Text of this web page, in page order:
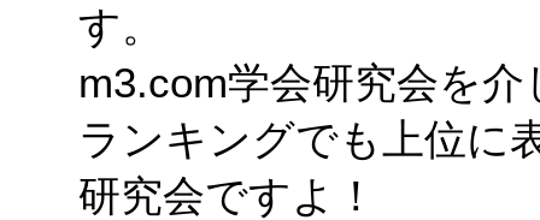
す。
m3.com学会研究会を
ランキングでも上位に
研究会ですよ！